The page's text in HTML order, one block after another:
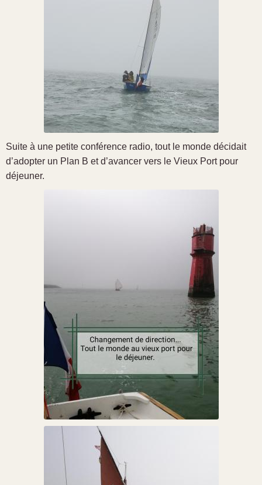
Suite à une petite conférence radio, tout le monde décidait
d’adopter un Plan B et d’avancer vers le Vieux Port pour
déjeuner.